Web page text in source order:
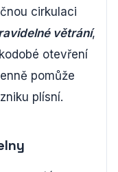
cirkulaci
větrání,
otevření
pomůže
plísní.